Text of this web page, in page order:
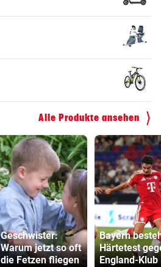
Alle Produkte ansehen
Geschwister:
Warum jetzt so oft
die Fetzen fliegen
Bayern
Härtetest
England-Klub